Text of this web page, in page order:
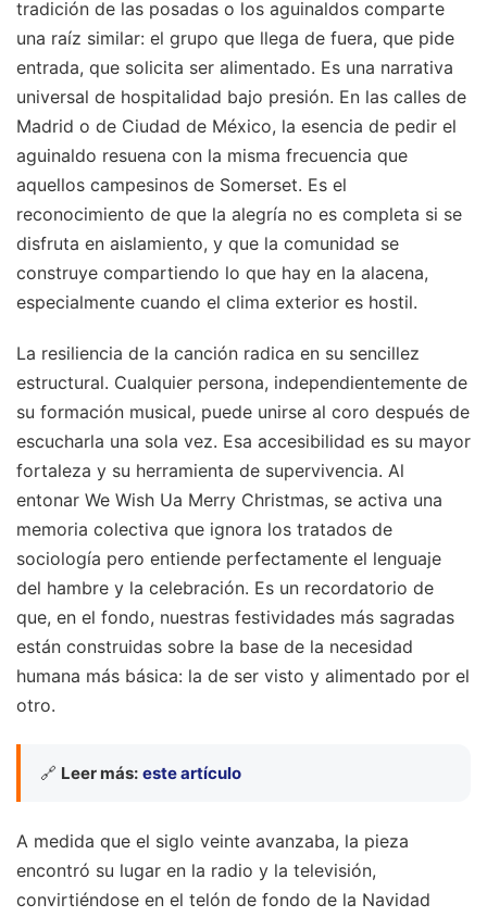
tradición de las posadas o los aguinaldos comparte
una raíz similar: el grupo que llega de fuera, que pide
entrada, que solicita ser alimentado. Es una narrativa
universal de hospitalidad bajo presión. En las calles de
Madrid o de Ciudad de México, la esencia de pedir el
aguinaldo resuena con la misma frecuencia que
aquellos campesinos de Somerset. Es el
reconocimiento de que la alegría no es completa si se
disfruta en aislamiento, y que la comunidad se
construye compartiendo lo que hay en la alacena,
especialmente cuando el clima exterior es hostil.
La resiliencia de la canción radica en su sencillez
estructural. Cualquier persona, independientemente de
su formación musical, puede unirse al coro después de
escucharla una sola vez. Esa accesibilidad es su mayor
fortaleza y su herramienta de supervivencia. Al
entonar We Wish Ua Merry Christmas, se activa una
memoria colectiva que ignora los tratados de
sociología pero entiende perfectamente el lenguaje
del hambre y la celebración. Es un recordatorio de
que, en el fondo, nuestras festividades más sagradas
están construidas sobre la base de la necesidad
humana más básica: la de ser visto y alimentado por el
otro.
🔗 Leer más: este artículo
A medida que el siglo veinte avanzaba, la pieza
encontró su lugar en la radio y la televisión,
convirtiéndose en el telón de fondo de la Navidad